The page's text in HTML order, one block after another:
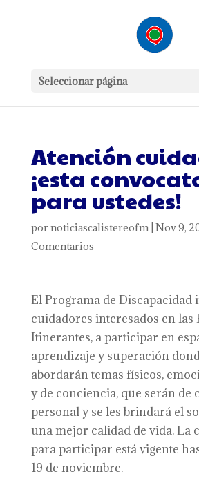
Seleccionar página
Atención
¡esta
para ustedes!
por noticiascalistereofm| Nov 9,
Comentarios
El Programa de Discapacidad
cuidadores interesados en las
Itinerantes, a participar en
aprendizaje y superación
abordarán temas físicos,
y de conciencia, que serán de
personal y se les brindará el
una mejor calidad de vida. La
para participar está vigente
19 de noviembre.